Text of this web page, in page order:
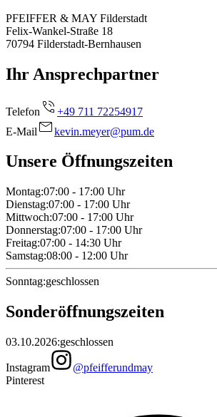
PFEIFFER & MAY Filderstadt
Felix-Wankel-Straße 18
70794 Filderstadt-Bernhausen
Ihr Ansprechpartner
Telefon
+49 711 72254917
E-Mail
kevin.meyer@pum.de
Unsere Öffnungszeiten
Montag:07:00 - 17:00 Uhr
Dienstag:07:00 - 17:00 Uhr
Mittwoch:07:00 - 17:00 Uhr
Donnerstag:07:00 - 17:00 Uhr
Freitag:07:00 - 14:30 Uhr
Samstag:08:00 - 12:00 Uhr
Sonntag:geschlossen
Sonderöffnungszeiten
03.10.2026:geschlossen
Instagram
@pfeifferundmay
Pinterest